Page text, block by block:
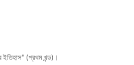
ইতিহাস" (প্রথম খন্ড)।